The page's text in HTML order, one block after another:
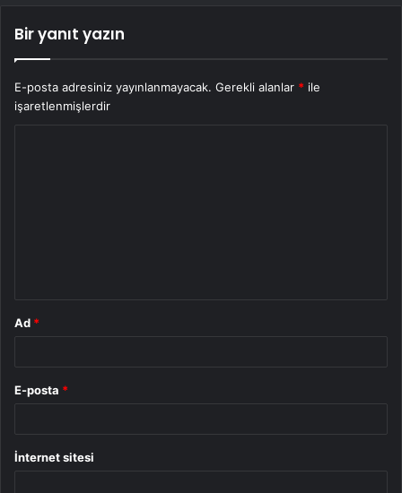
Bir yanıt yazın
E-posta adresiniz yayınlanmayacak. Gerekli alanlar * ile
işaretlenmişlerdir
Ad *
E-posta *
İnternet sitesi